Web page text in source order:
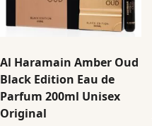
Al Haramain Amber Oud
Black Edition Eau de
Parfum 200ml Unisex
Original